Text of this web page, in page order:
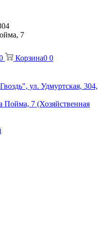
7
Корзина0 0
ул. Удмуртская, 304,
Пойма, 7 (Хозяйственная